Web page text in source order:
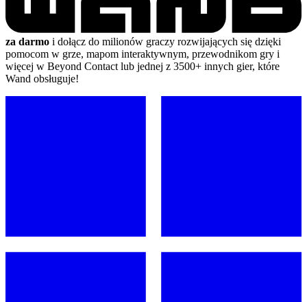
za darmo i dołącz do milionów graczy rozwijających się dzięki
pomocom w grze, mapom interaktywnym, przewodnikom gry i
więcej w Beyond Contact lub jednej z 3500+ innych gier, które
Wand obsługuje!